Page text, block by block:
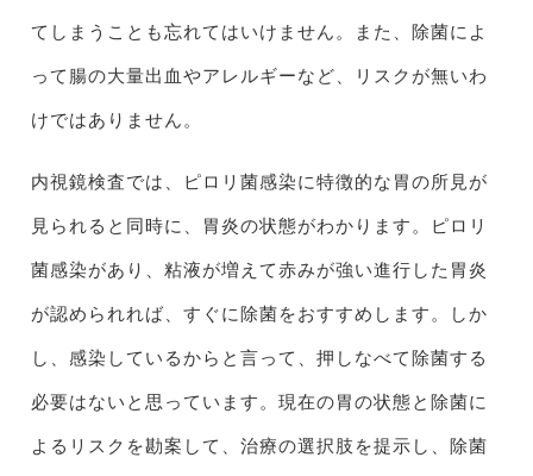
てしまうことも忘れてはいけません。また、除菌によ
って腸の大量出血やアレルギーなど、リスクが無いわ
けではありません。
内視鏡検査では、ピロリ菌感染に特徴的な胃の所見が
見られると同時に、胃炎の状態がわかります。ピロリ
菌感染があり、粘液が増えて赤みが強い進行した胃炎
が認められれば、すぐに除菌をおすすめします。しか
し、感染しているからと言って、押しなべて除菌する
必要はないと思っています。現在の胃の状態と除菌に
よるリスクを勘案して、治療の選択肢を提示し、除菌